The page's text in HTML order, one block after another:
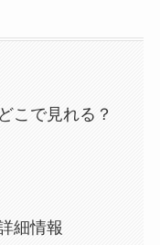
こで見れる？
細情報